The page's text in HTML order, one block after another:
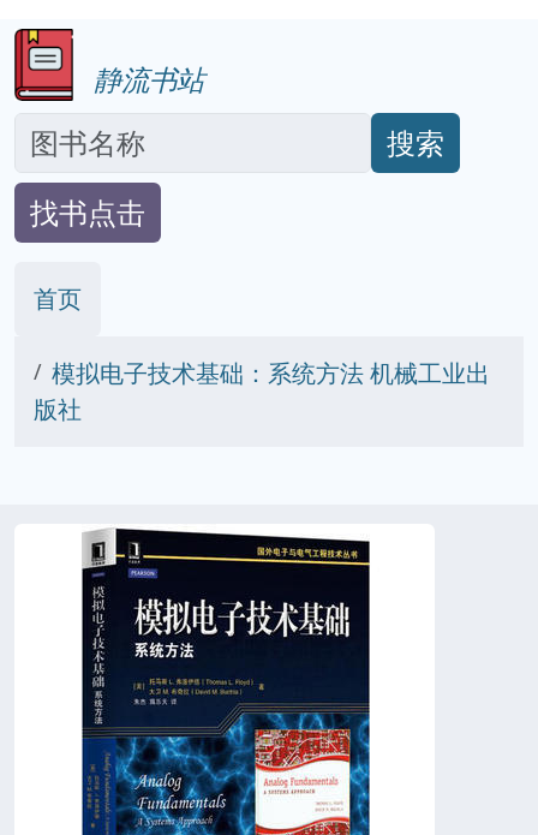
静流书站
搜索
找书点击
首页
模拟电子技术基础：系统方法 机械工业出
版社